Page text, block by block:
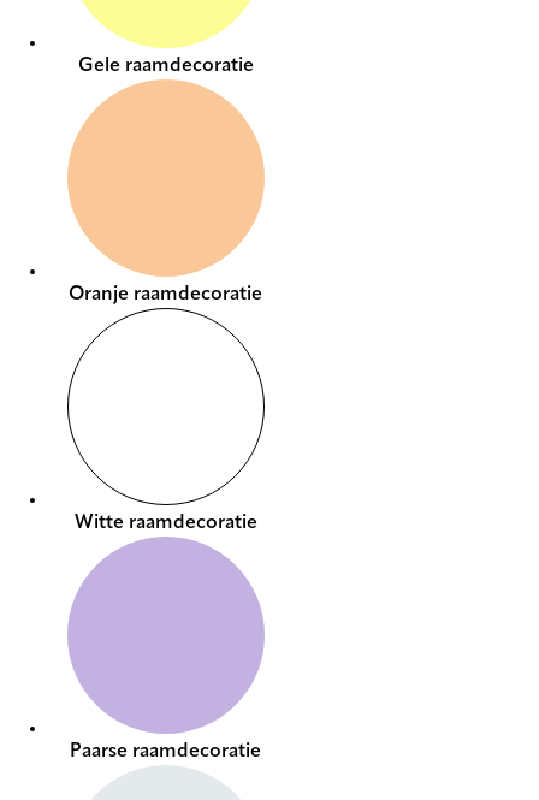
Gele raamdecoratie
Oranje raamdecoratie
Witte raamdecoratie
Paarse raamdecoratie